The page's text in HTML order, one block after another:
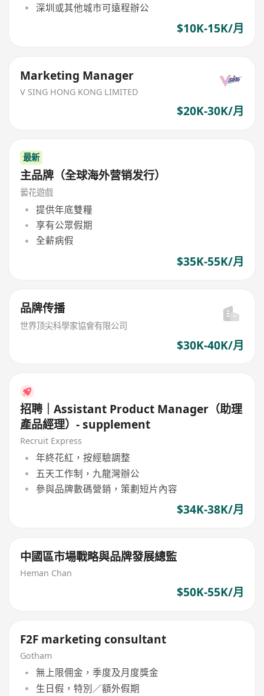
深圳或其他城市可遠程辦公
$10K-15K/月
Marketing Manager
V SING HONG KONG LIMITED
$20K-30K/月
最新
主品牌（全球海外营销发行）
曇花遊戲
提供年底雙糧
享有公眾假期
全薪病假
$35K-55K/月
品牌传播
世界顶尖科學家協會有限公司
$30K-40K/月
招聘｜Assistant Product Manager（助理
產品經理）- supplement
Recruit Express
年終花紅，按經驗調整
五天工作制，九龍灣辦公
參與品牌數碼營銷，策劃短片內容
$34K-38K/月
中國區市場戰略與品牌發展總監
Heman Chan
$50K-55K/月
F2F marketing consultant
Gotham
無上限佣金，季度及月度獎金
生日假，特別／額外假期